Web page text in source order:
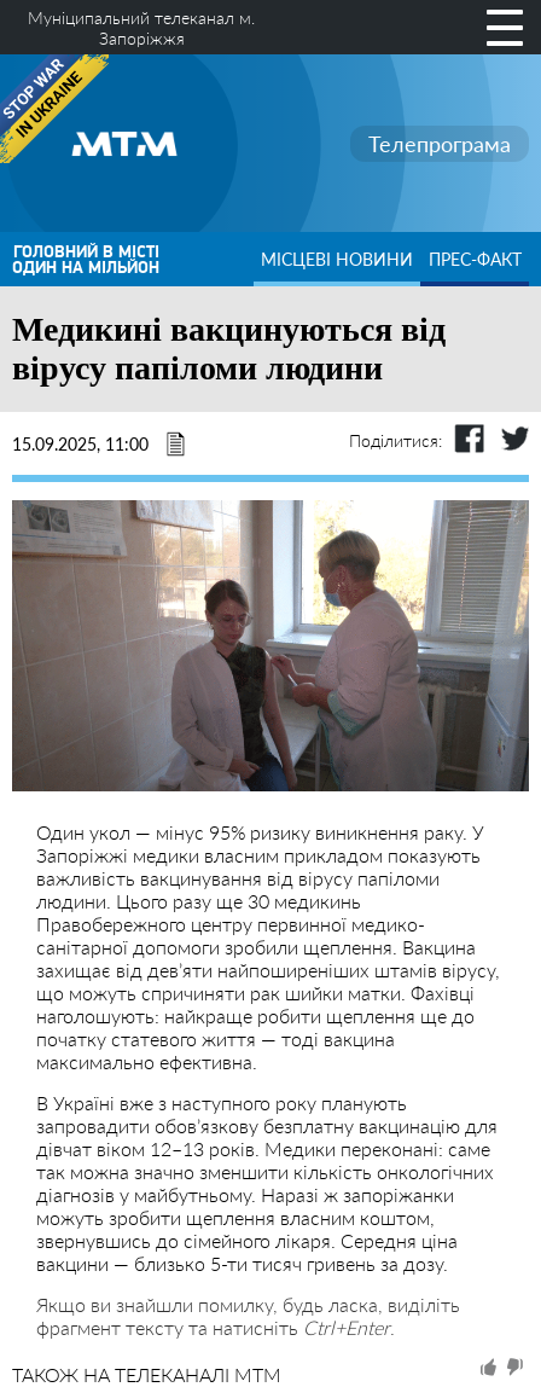
Муніципальний телеканал м.
Запоріжжя
Телепрограма
ГОЛОВНИЙ В МІСТІ
ОДИН НА МІЛЬЙОН МІСЦЕВІ НОВИНИ ПРЕС-ФАКТ
Медикині вакцинуються від
вірусу папіломи людини
15.09.2025, 11:00 Поділитися:
Один укол — мінус 95% ризику виникнення раку. У
Запоріжжі медики власним прикладом показують
важливість вакцинування від вірусу папіломи
людини. Цього разу ще 30 медикинь
Правобережного центру первинної медико-
санітарної допомоги зробили щеплення. Вакцина
захищає від дев’яти найпоширеніших штамів вірусу,
що можуть спричиняти рак шийки матки. Фахівці
наголошують: найкраще робити щеплення ще до
початку статевого життя — тоді вакцина
максимально ефективна.
В Україні вже з наступного року планують
запровадити обов’язкову безплатну вакцинацію для
дівчат віком 12–13 років. Медики переконані: саме
так можна значно зменшити кількість онкологічних
діагнозів у майбутньому. Наразі ж запоріжанки
можуть зробити щеплення власним коштом,
звернувшись до сімейного лікаря. Середня ціна
вакцини — близько 5-ти тисяч гривень за дозу.
Якщо ви знайшли помилку, будь ласка, виділіть
фрагмент тексту та натисніть Ctrl+Enter.
ТАКОЖ НА ТЕЛЕКАНАЛІ MTM